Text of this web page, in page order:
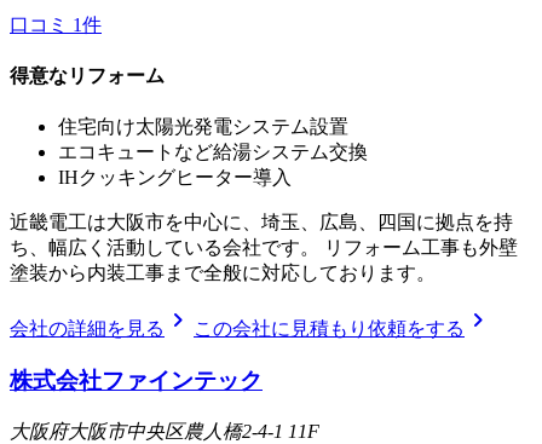
口コミ 1件
得意なリフォーム
住宅向け太陽光発電システム設置
エコキュートなど給湯システム交換
IHクッキングヒーター導入
近畿電工は大阪市を中心に、埼玉、広島、四国に拠点を持
ち、幅広く活動している会社です。 リフォーム工事も外壁
塗装から内装工事まで全般に対応しております。
会社の詳細を見る chevron_right この会社に見積もり依頼をする chevron_right
株式会社ファインテック
大阪府大阪市中央区農人橋2-4-1 11F